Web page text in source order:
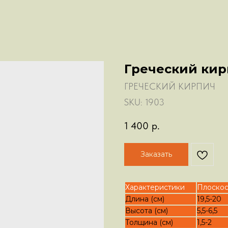
Греческий
ГРЕЧЕСКИЙ КИРПИЧ
SKU: 1903
1 400 р.
Заказать
Характеристики
Длина (см)
19,5-20
Высота (см)
5,5-6,5
Толщина (см)
1,5-2